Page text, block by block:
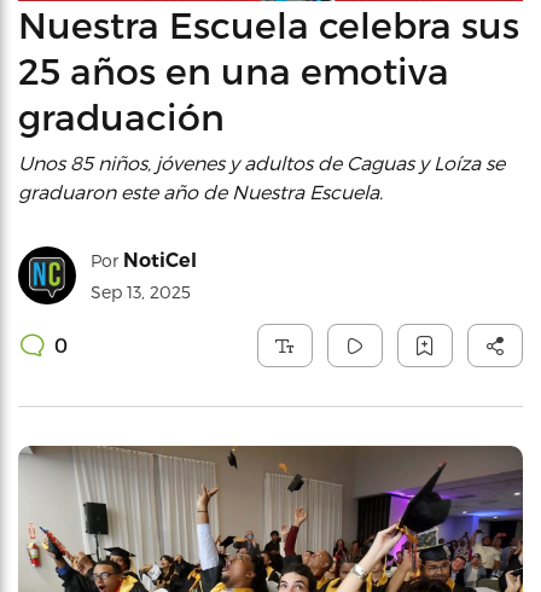
Nuestra Escuela celebra sus
25 años en una emotiva
graduación
Unos 85 niños, jóvenes y adultos de Caguas y Loíza se
graduaron este año de Nuestra Escuela.
Por NotiCel
Sep 13, 2025
0